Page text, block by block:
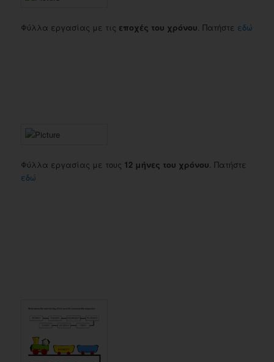
Φύλλα εργασίας με τις εποχές του χρόνου. Πατήστε εδώ
Φύλλα εργασίας με τους 12 μήνες του χρόνου. Πατήστε
εδώ